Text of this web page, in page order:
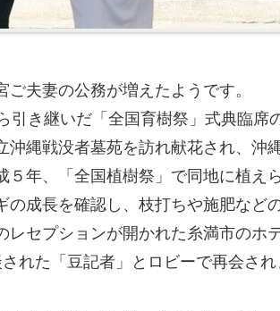
夫妻の公務が増えたようです。
引き継いだ「全国育樹祭」式典臨席
沖縄戦没者墓苑を訪れ献花され、沖
５年、「全国植樹祭」で同地に植え
の成長を確認し、枝打ちや施肥など
レセプションが開かれた糸満市のホ
れた「豆記者」とロビーで再会され